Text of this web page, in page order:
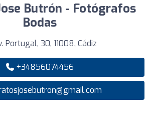
Butrón - Fotógrafos
Bodas
Portugal, 30, 11008, Cádiz
+34856074456